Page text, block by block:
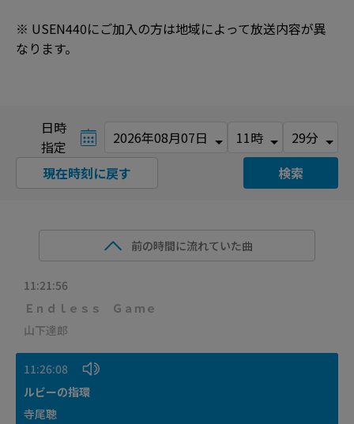
※ USEN440にご加入の方は地域によって放送内容が異
なります。
日時
指定
検索
現在時刻に戻す
前の時間に流れていた曲
11:21:56
Ｅｎｄｌｅｓｓ Ｇａｍｅ
山下達郎
11:26:08
ルビーの指環
寺尾聰